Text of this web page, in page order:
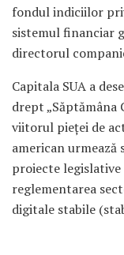
fondul indiciilor
sistemul financiar
directorul
Capitala SUA a
drept
viitorul pieței de
american urmează
proiecte
reglementarea
digitale stabile